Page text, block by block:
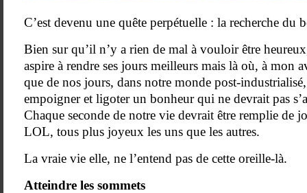
C’est devenu une quête perpétuelle : la recherche
Bien sur qu’il n’y a rien de mal à vouloir être
aspire à rendre ses jours meilleurs mais là où, à mon
que de nos jours, dans notre monde post-
empoigner et ligoter un bonheur qui ne devrait pas
Chaque seconde de notre vie devrait être remplie de
LOL, tous plus joyeux les uns que les autres.
La vraie vie elle, ne l’entend pas de cette oreille-là.
Atteindre les sommets